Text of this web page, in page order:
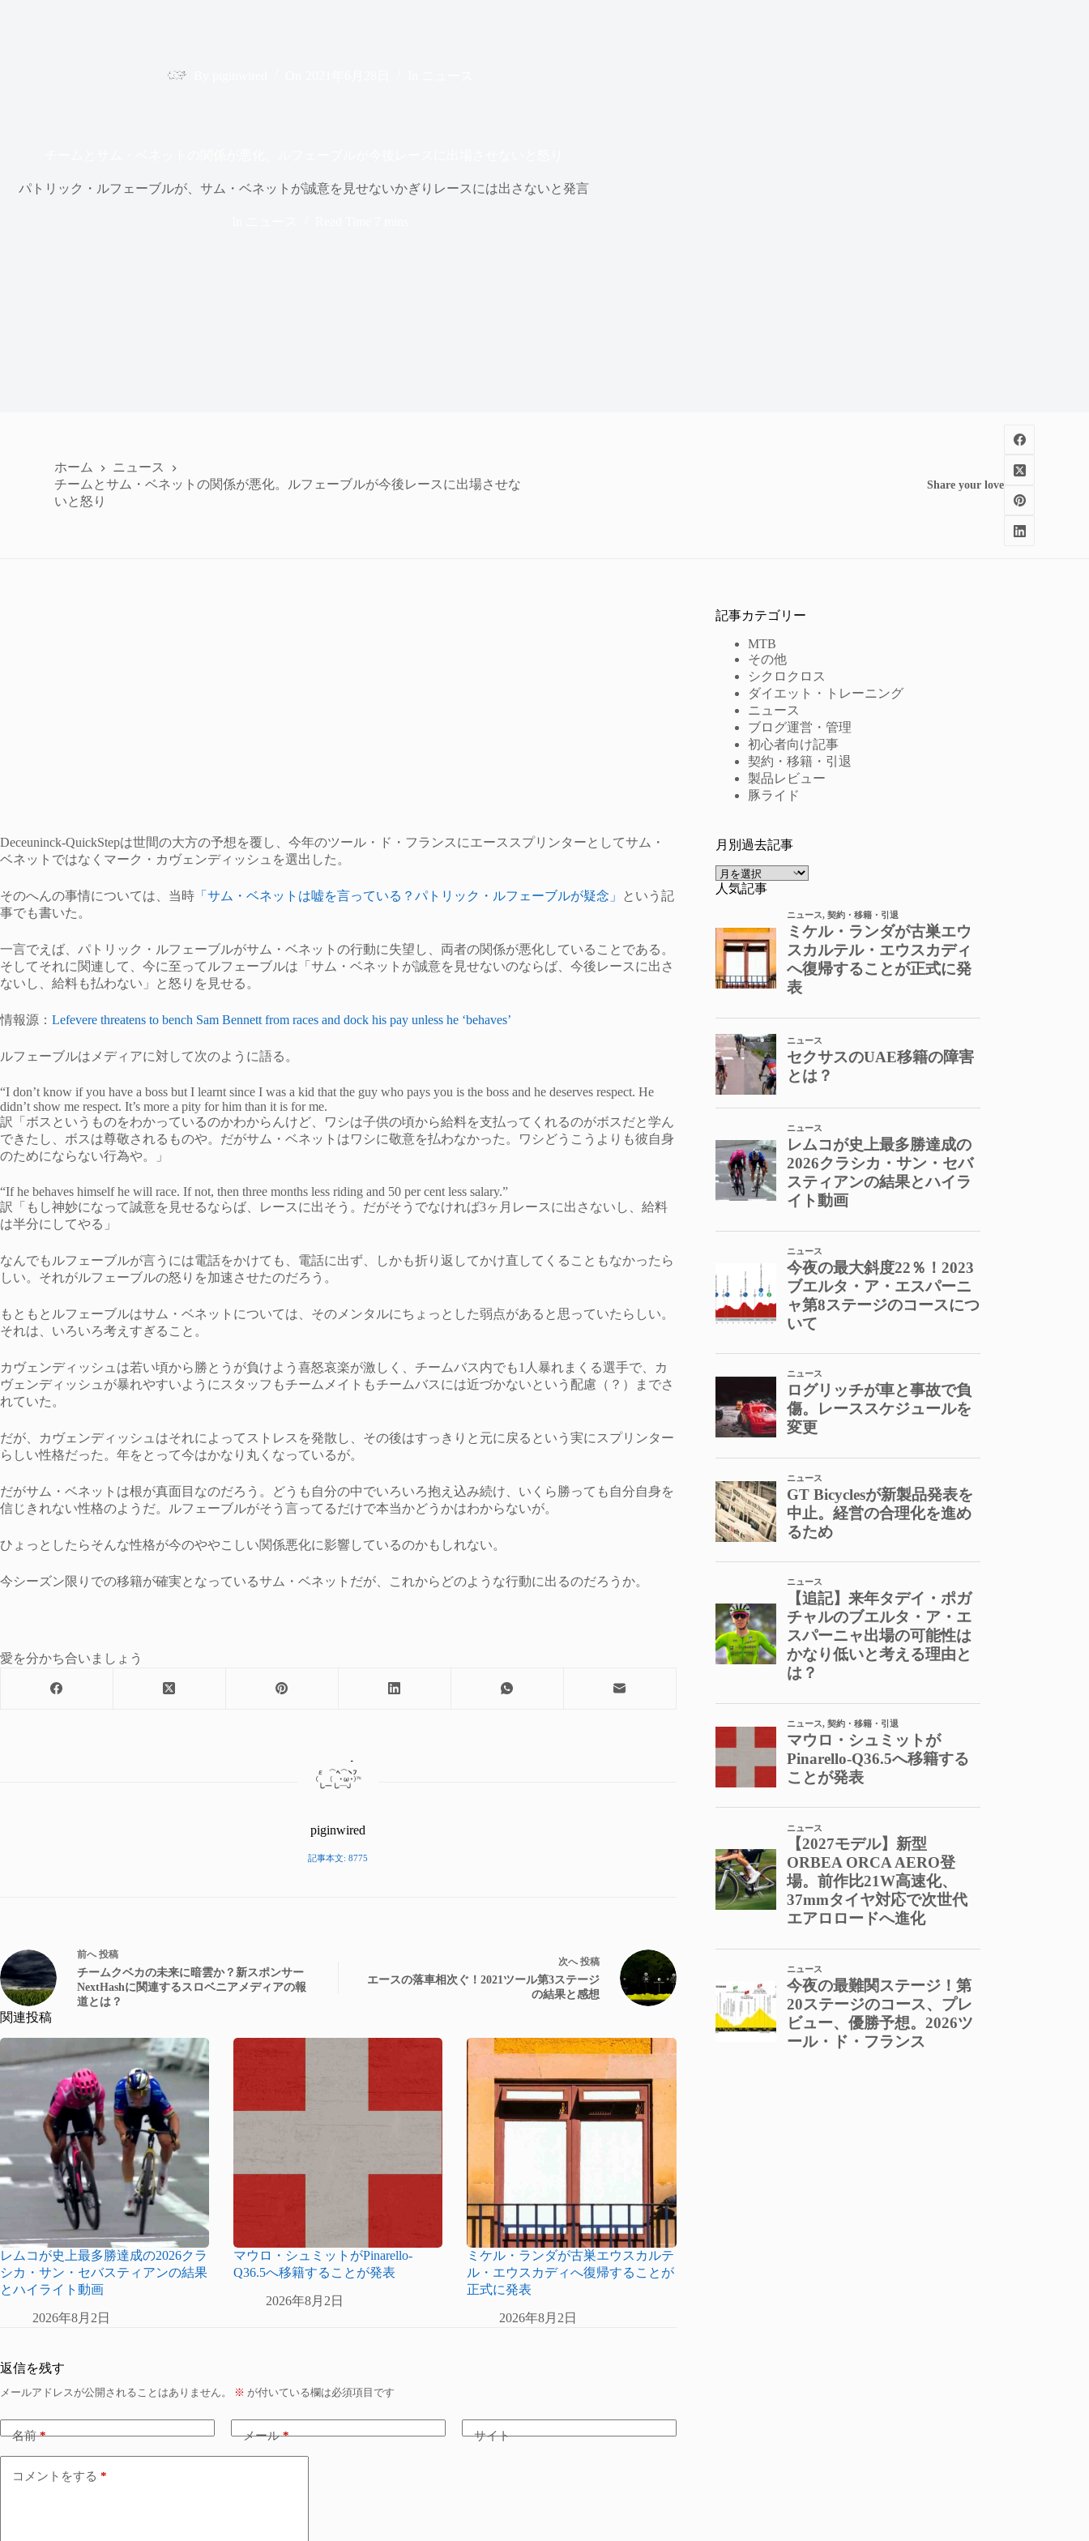
パトリック・ルフェーブルが、サム・ベネットが誠意を見せないかぎりレースには出さないと発言
ホーム
ニュース
チームとサム・ベネットの関係が悪化。ルフェーブルが今後レースに出場させな
いと怒り
Share your love
Deceuninck-QuickStepは世間の大方の予想を覆し、今年のツール・ド・フランスにエーススプリンターとしてサム・
ベネットではなくマーク・カヴェンディッシュを選出した。
そのへんの事情については、当時 「サム・ベネットは嘘を言っている？パトリック・ルフェーブルが疑念」
という記
事でも書いた。
一言でえば、パトリック・ルフェーブルがサム・ベネットの行動に失望し、両者の関係が悪化していることである。
そしてそれに関連して、今に至ってルフェーブルは「サム・ベネットが誠意を見せないのならば、今後レースに出さ
ないし、給料も払わない」と怒りを見せる。
情報源： Lefevere threatens to bench Sam Bennett from races and dock his pay unless he ‘behaves’
ルフェーブルはメディアに対して次のように語る。
“I don’t know if you have a boss but I learnt since I was a kid that the guy who pays you is the boss and he deserves respect. He
didn’t show me respect. It’s more a pity for him than it is for me.
訳「ボスというものをわかっているのかわからんけど、ワシは子供の頃から給料を支払ってくれるのがボスだと学ん
できたし、ボスは尊敬されるものや。だがサム・ベネットはワシに敬意を払わなかった。ワシどうこうよりも彼自身
のためにならない行為や。」
“If he behaves himself he will race. If not, then three months less riding and 50 per cent less salary.”
訳「もし神妙になって誠意を見せるならば、レースに出そう。だがそうでなければ3ヶ月レースに出さないし、給料
は半分にしてやる」
なんでもルフェーブルが言うには電話をかけても、電話に出ず、しかも折り返してかけ直してくることもなかったら
しい。それがルフェーブルの怒りを加速させたのだろう。
もともとルフェーブルはサム・ベネットについては、そのメンタルにちょっとした弱点があると思っていたらしい。
それは、いろいろ考えすぎること。
カヴェンディッシュは若い頃から勝とうが負けよう喜怒哀楽が激しく、チームバス内でも1人暴れまくる選手で、カ
ヴェンディッシュが暴れやすいようにスタッフもチームメイトもチームバスには近づかないという配慮（？）までさ
れていた。
だが、カヴェンディッシュはそれによってストレスを発散し、その後はすっきりと元に戻るという実にスプリンター
らしい性格だった。年をとって今はかなり丸くなっているが。
だがサム・ベネットは根が真面目なのだろう。どうも自分の中でいろいろ抱え込み続け、いくら勝っても自分自身を
信じきれない性格のようだ。ルフェーブルがそう言ってるだけで本当かどうかはわからないが。
ひょっとしたらそんな性格が今のややこしい関係悪化に影響しているのかもしれない。
今シーズン限りでの移籍が確実となっているサム・ベネットだが、これからどのような行動に出るのだろうか。
愛を分かち合いましょう
piginwired
記事本文: 8775
前へ投稿
チームクベカの未来に暗雲か？新スポンサー
NextHashに関連するスロベニアメディアの報
道とは？
次へ投稿
エースの落車相次ぐ！2021ツール第3ステージ
の結果と感想
関連投稿
レムコが史上最多勝達成の2026クラ
シカ・サン・セバスティアンの結果
とハイライト動画
2026年8月2日
マウロ・シュミットがPinarello-
Q36.5へ移籍することが発表
2026年8月2日
ミケル・ランダが古巣エウスカルテ
ル・エウスカディへ復帰することが
正式に発表
2026年8月2日
返信を残す
メールアドレスが公開されることはありません。 ※ が付いている欄は必須項目です
名前* メール* サイト
コメントをする *
記事カテゴリー
MTB
その他
シクロクロス
ダイエット・トレーニング
ニュース
ブログ運営・管理
初心者向け記事
契約・移籍・引退
製品レビュー
豚ライド
月別過去記事
ア
ー
ブ
人気記事